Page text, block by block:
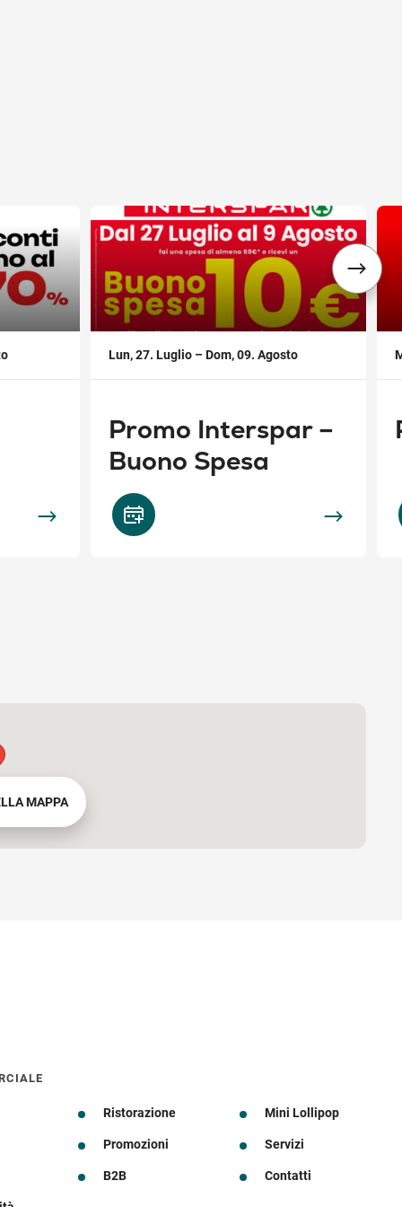
,
Lun, 27. Luglio – Dom, 09. Agosto
Promo Interspar –
Buono Spesa
,
MAPPA
Ristorazione Mini Lollipop
Promozioni Servizi
B2B Contatti